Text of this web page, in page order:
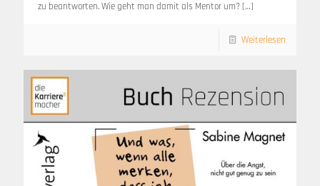
zu beantworten. Wie geht man damit als Mentor um?[…]
Weiterlesen